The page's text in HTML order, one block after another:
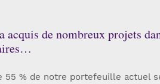
acquis de nombreux projets
55 % de notre portefeuille actuel